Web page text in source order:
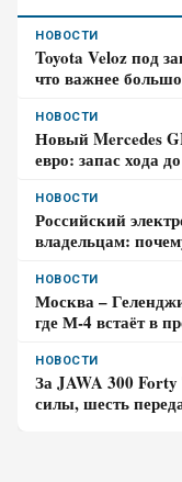
НОВОСТИ
Toyota Veloz под
что важнее
НОВОСТИ
Новый Mercedes
евро: запас хода
НОВОСТИ
Российский
владельцам:
НОВОСТИ
Москва –
где М-4 встаёт в
НОВОСТИ
За JAWA 300 Forty
силы, шесть